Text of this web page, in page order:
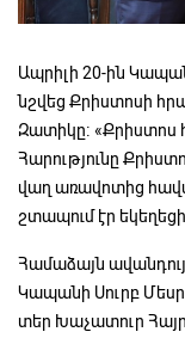
Ապրիլի 20-ին
նշվեց Քրիստոսի
Զատիկը։ «Քրիստոս
Հարությունը
վաղ առավոտից
շտապում էր
Համաձայն
Կապանի Սուրբ
տեր Խաչատուր